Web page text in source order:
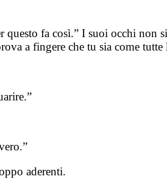
fa così.” I suoi occhi non
a fingere che tu sia come tutte
aderenti.